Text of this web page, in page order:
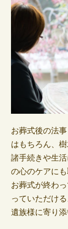
お葬式後の法
はもちろん、
諸手続きや生
の心のケアにも
お葬式が終わ
っていただけ
遺族様に寄り